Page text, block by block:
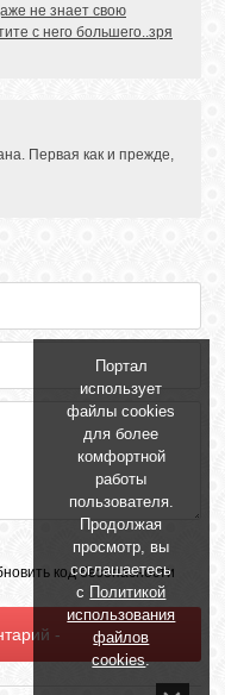
не знает свою
с него большего..зря
Первая как и прежде,
Портал
использует
файлы cookies
для более
комфортной
работы
пользователя.
Продолжая
просмотр, вы
соглашаетесь
с Политикой
использования
файлов
cookies.